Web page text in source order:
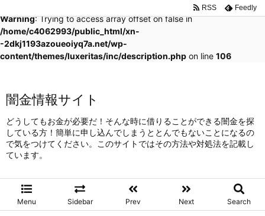
Warning: Trying to access array offset on false in
/home/c4062993/public_html/xn-
-2dkj1193azoueoiyq7a.net/wp-
content/themes/luxeritas/inc/description.php on line 106
闇金情報サイト
どうしてもお金が必要だ！そんな時に借りることができる闇金を探
している方！簡単に申し込んでしまうととんでもないことになるの
で気をつけてください。このサイトではその方法や対処法を記載し
ています。
Menu Sidebar Prev Next Search
RSS Feedly